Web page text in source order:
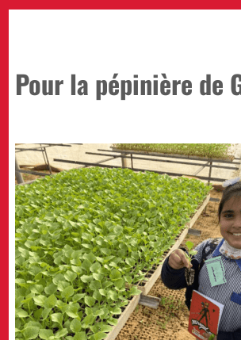
Pour la pépinière de